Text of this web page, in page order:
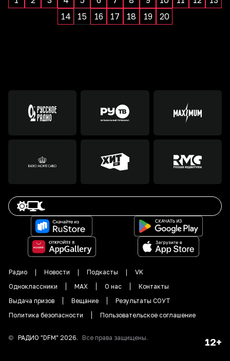
14
15 16 17 18 19 20
Радио Новости Подкасты
VK
Одноклассники
MAX О нас
Контакты
Выдача призов
Вещание
Результаты СОУТ
Политика безопасности
Пользовательское соглашение
© РАДИО "DFM" 2026. Все права защищены. 12+